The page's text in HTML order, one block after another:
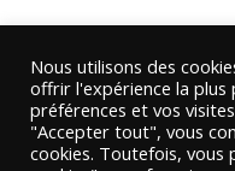
Nous utilisons des
offrir l'expérience la
préférences et vos
"Accepter tout", vous
cookies. Toutefois, vous